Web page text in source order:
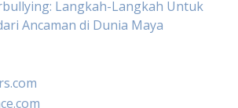
Langkah-Langkah Untuk
Ancaman di Dunia Maya